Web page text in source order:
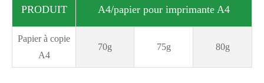
PRODUIT
A4/papier pour imprimante A4
Papier à copie
A4
70g 75g 80g